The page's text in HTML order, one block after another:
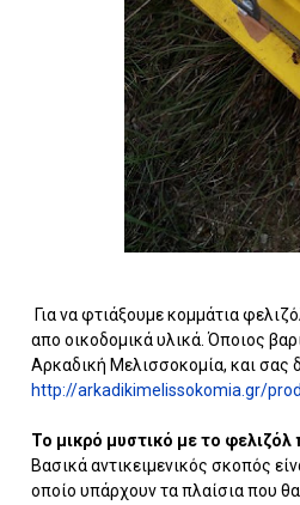
Για να φτιάξουμε κομμάτια
απο οικοδομικά υλικά. Όποιος
Αρκαδική Μελισσοκομία, και σας
http://arkadikimelissokomia.gr/
Το μικρό μυστικό με το φελιζόλ
Βασικά αντικειμενικός σκοπός
οποίο υπάρχουν τα πλαίσια που